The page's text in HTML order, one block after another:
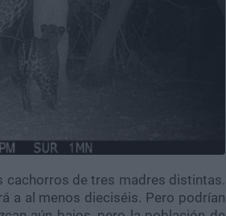
de tres madres distintas.
a al menos dieciséis. Pero podrían